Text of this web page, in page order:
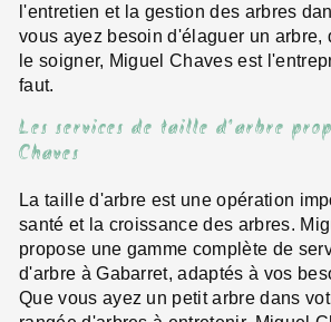
l'entretien et la gestion des arbres
vous ayez besoin d'élaguer un arbre,
le soigner, Miguel Chaves est
faut.
Les services de taille d'arbre
Chaves
La taille d'arbre est une opération
santé et la croissance des arbres.
propose une gamme complète de
d'arbre à Gabarret, adaptés à vos
Que vous ayez un petit arbre dans